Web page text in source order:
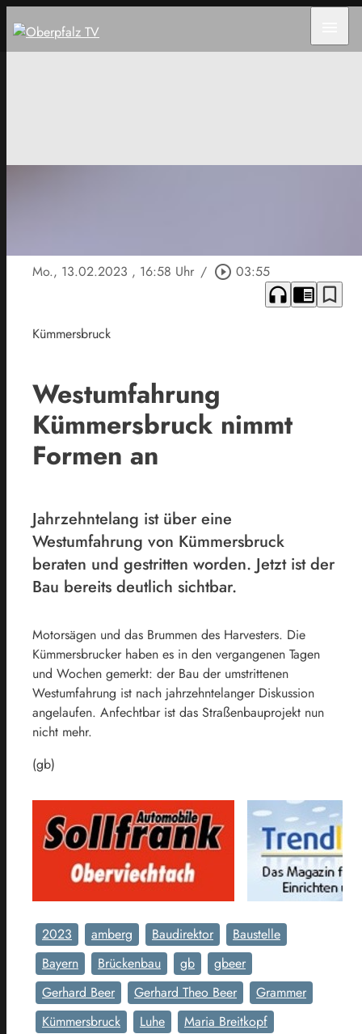
Mo., 13.02.2023 , 16:58 Uhr / play_circle_outline 03:55
headphones chrome_reader_mode bookmark_border
Kümmersbruck
Westumfahrung
Kümmersbruck nimmt
Formen an
Jahrzehntelang ist über eine
Westumfahrung von Kümmersbruck
beraten und gestritten worden. Jetzt ist der
Bau bereits deutlich sichtbar.
Motorsägen und das Brummen des Harvesters. Die
Kümmersbrucker haben es in den vergangenen Tagen
und Wochen gemerkt: der Bau der umstrittenen
Westumfahrung ist nach jahrzehntelanger Diskussion
angelaufen. Anfechtbar ist das Straßenbauprojekt nun
nicht mehr.
(gb)
2023 amberg Baudirektor
Baustelle
Bayern
Brückenbau gb
gbeer
Gerhard Beer
Gerhard Theo Beer
Grammer
Kümmersbruck
Luhe
Maria Breitkopf